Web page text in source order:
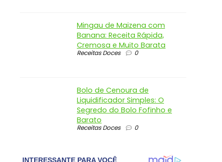
Mingau de Maizena com
Banana: Receita Rápida,
Cremosa e Muito Barata
Receitas Doces 0
Bolo de Cenoura de
Liquidificador Simples: O
Segredo do Bolo Fofinho e
Barato
Receitas Doces 0